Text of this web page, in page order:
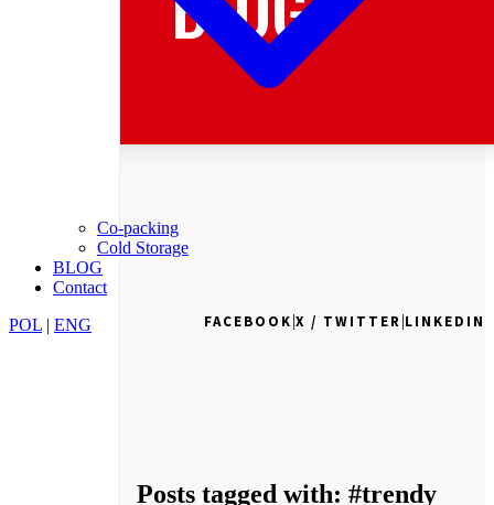
Co-packing
Cold Storage
BLOG
Contact
POL | ENG FACEBOOK|X / TWITTER|LINKEDIN
Posts tagged with: #trendy